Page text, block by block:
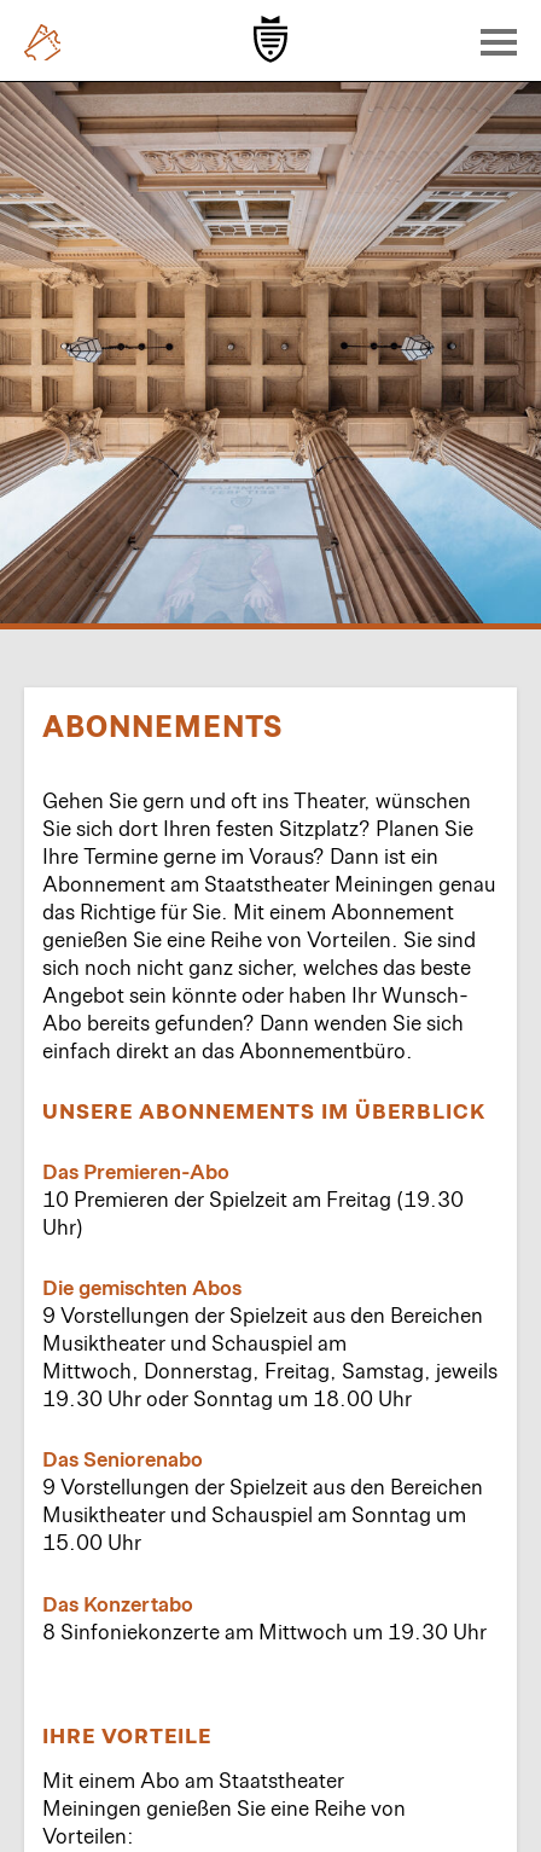
ABONNEMENTS
Gehen Sie gern und oft ins Theater, wünschen
Sie sich dort Ihren festen Sitzplatz? Planen Sie
Ihre Termine gerne im Voraus? Dann ist ein
Abonnement am Staatstheater Meiningen genau
das Richtige für Sie. Mit einem Abonnement
genießen Sie eine Reihe von Vorteilen. Sie sind
sich noch nicht ganz sicher, welches das beste
Angebot sein könnte oder haben Ihr Wunsch-
Abo bereits gefunden? Dann wenden Sie sich
einfach direkt an das Abonnementbüro.
UNSERE ABONNEMENTS IM ÜBERBLICK
Das Premieren-Abo
10 Premieren der Spielzeit am Freitag (19.30
Uhr)
Die gemischten Abos
9 Vorstellungen der Spielzeit aus den Bereichen
Musiktheater und Schauspiel am
Mittwoch, Donnerstag, Freitag, Samstag, jeweils
19.30 Uhr oder Sonntag um 18.00 Uhr
Das Seniorenabo
9 Vorstellungen der Spielzeit aus den Bereichen
Musiktheater und Schauspiel am Sonntag um
15.00 Uhr
Das Konzertabo
8 Sinfoniekonzerte am Mittwoch um 19.30 Uhr
IHRE VORTEILE
Mit einem Abo am Staatstheater
Meiningen genießen Sie eine Reihe von
Vorteilen: